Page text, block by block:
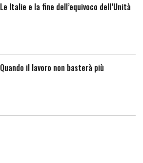
Le Italie e la fine dell’equivoco dell’Unità
Quando il lavoro non basterà più